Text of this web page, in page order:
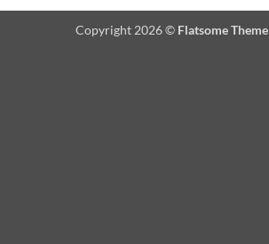
Copyright 2026 © Flatsome Theme